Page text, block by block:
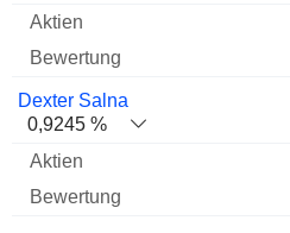
Dexter Salna
0,9245 %